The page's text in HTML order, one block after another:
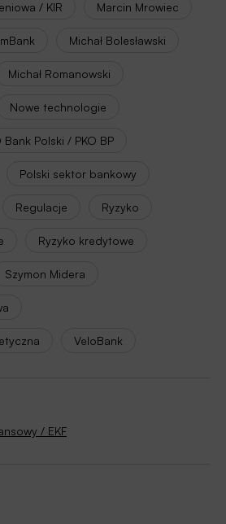
/ KIR Marcin Mrowiec
mBank Michał Bolesławski
Michał Romanowski
Nowe technologie
Bank Polski / PKO BP
Polski sektor bankowy
Regulacje Ryzyko
Ryzyko kredytowe
Szymon Midera
VeloBank
/ EKF